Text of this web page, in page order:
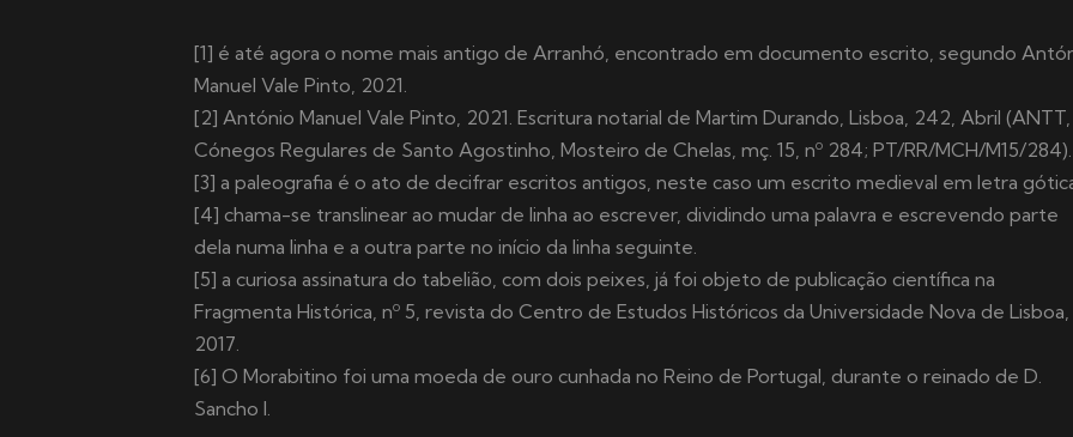
[1] é até agora o nome mais antigo de Arranhó, encontrado em documento escrito, segundo
Manuel Vale Pinto, 2021.
[2] António Manuel Vale Pinto, 2021. Escritura notarial de Martim Durando, Lisboa, 242, Abril (ANTT,
Cónegos Regulares de Santo Agostinho, Mosteiro de Chelas, mç. 15, nº 284; PT/RR/MCH/M15/284).
[3] a paleografia é o ato de decifrar escritos antigos, neste caso um escrito medieval em letra
[4] chama-se translinear ao mudar de linha ao escrever, dividindo uma palavra e escrevendo parte
dela numa linha e a outra parte no início da linha seguinte.
[5] a curiosa assinatura do tabelião, com dois peixes, já foi objeto de publicação científica na
Fragmenta Histórica, nº 5, revista do Centro de Estudos Históricos da Universidade Nova de Lisboa,
2017.
[6] O Morabitino foi uma moeda de ouro cunhada no Reino de Portugal, durante o reinado de D.
Sancho I.